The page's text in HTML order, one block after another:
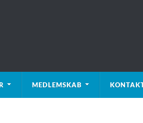
MEDLEMSKAB